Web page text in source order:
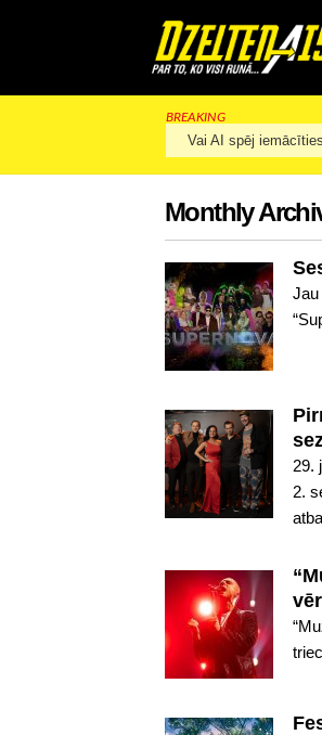
BREAKING
Vai AI spēj
Monthly
Jau
29.
2.